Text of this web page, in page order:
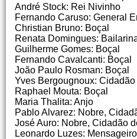
André Stock: Rei Nivinho
Fernando Caruso: General
Christian Bruno: Boçal
Renata Domingues:
Guilherme Gomes: Boçal
Fernando Cavalcanti: Boçal
João Paulo Rosman: Boçal
Yves Bergougnoux:
Raphael Mouta: Boçal
Maria Thalita: Anjo
Pablo Alvarez: Nobre,
José Auro: Nobre, Cidadão
Leonardo Luzes: Mensageiro